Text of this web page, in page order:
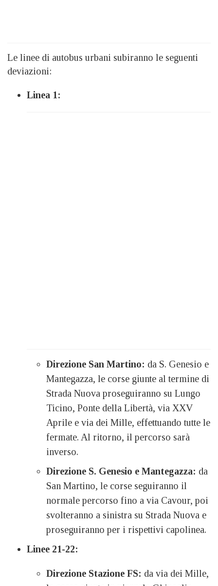
Le linee di autobus urbani subiranno le seguenti
deviazioni:
Linea 1:
Direzione San Martino: da S. Genesio e
Mantegazza, le corse giunte al termine di
Strada Nuova proseguiranno su Lungo
Ticino, Ponte della Libertà, via XXV
Aprile e via dei Mille, effettuando tutte le
fermate. Al ritorno, il percorso sarà
inverso.
Direzione S. Genesio e Mantegazza: da
San Martino, le corse seguiranno il
normale percorso fino a via Cavour, poi
svolteranno a sinistra su Strada Nuova e
proseguiranno per i rispettivi capolinea.
Linee 21-22:
Direzione Stazione FS: da via dei Mille,